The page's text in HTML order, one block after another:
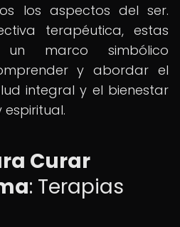
los aspectos del ser.
terapéutica, estas
marco simbólico
y abordar el
integral y el bienestar
Curar
: Terapias